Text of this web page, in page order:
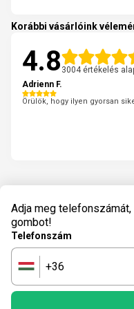
Korábbi vásárlóink
4.8 3004 értékelés
Adrienn F.
Örülök, hogy ilyen
Adja meg telefonszámát,
gombot!
Telefonszám
🇭🇺 +36